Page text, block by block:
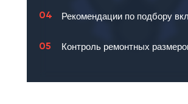
05
Рекомендации по подбору
04
Контроль ремонтных